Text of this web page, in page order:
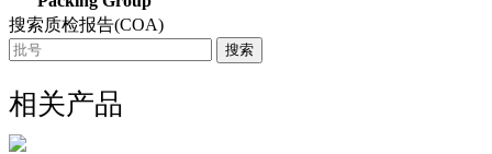
搜索质检报告(COA)
搜索
相关产品